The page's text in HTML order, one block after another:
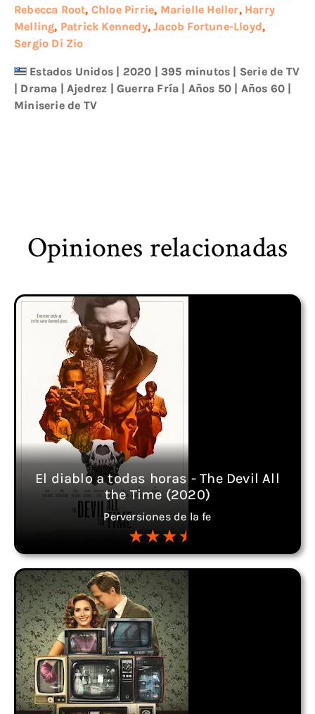
Rebecca Root, Chloe Pirrie, Marielle Heller, Harry
Melling, Patrick Kennedy,Jacob Fortune-Lloyd,
Sergio Di Zio
Estados Unidos | 2020 | 395 minutos | Serie de TV
| Drama |Ajedrez |Guerra Fría | Años 50 | Años 60 |
Miniserie de TV
Opiniones relacionadas
El diablo a todas horas - The Devil All
the Time (2020)
Perversiones de la fe